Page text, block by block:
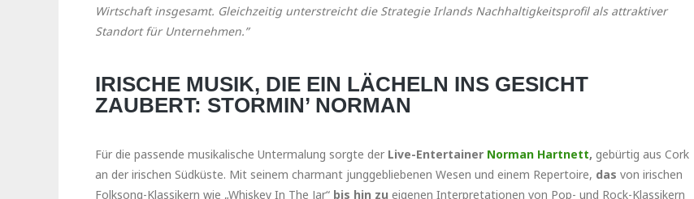
Wirtschaft insgesamt. Gleichzeitig unterstreicht die Strategie Irlands Nachhaltigkeitsprofil als attraktiver
Standort für Unternehmen.”
IRISCHE MUSIK, DIE EIN LÄCHELN INS GESICHT
ZAUBERT: STORMIN’ NORMAN
Für die passende musikalische Untermalung sorgte der Live-Entertainer Norman Hartnett, gebürtig aus Cork
an der irischen Südküste. Mit seinem charmant junggebliebenen Wesen und einem Repertoire, das von irischen
Folksong-Klassikern wie „Whiskey In The Jar“ bis hin zu eigenen Interpretationen von Pop- und Rock-Klassikern